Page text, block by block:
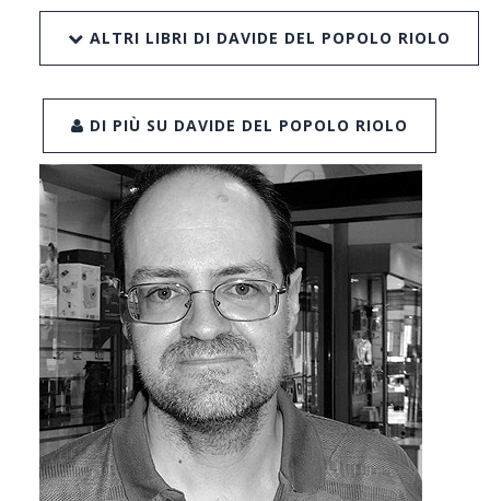
ALTRI LIBRI DI DAVIDE DEL POPOLO RIOLO
DI PIÙ SU DAVIDE DEL POPOLO RIOLO